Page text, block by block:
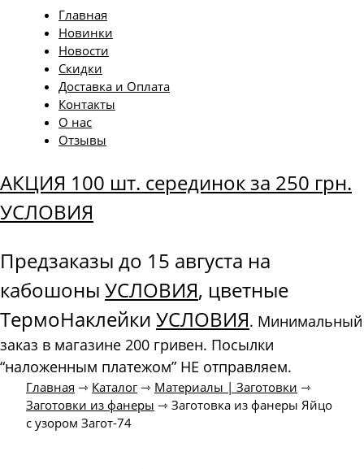
Главная
Новинки
Новости
Скидки
Доставка и Оплата
Контакты
О нас
Отзывы
АКЦИЯ 100 шт. серединок за 250 грн.
УСЛОВИЯ
Предзаказы до 15 августа на
кабошоны УСЛОВИЯ, цветные
ТермоНаклейки УСЛОВИЯ. Минимальный
заказ в магазине 200 гривен. Посылки
“наложенным платежом” НЕ отправляем.
Главная ⇾ Каталог⇾ Материалы | Заготовки ⇾
Заготовки из фанеры ⇾ Заготовка из фанеры Яйцо
с узором Загот-74